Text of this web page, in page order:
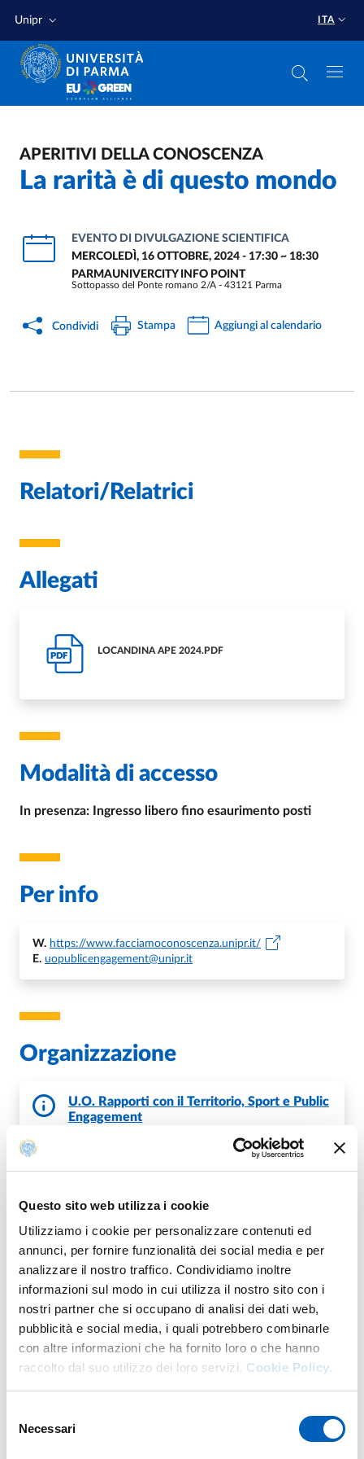
Questo sito web utilizza i cookie
Utilizziamo i cookie per personalizzare contenuti ed
annunci, per fornire funzionalità dei social media e per
analizzare il nostro traffico. Condividiamo inoltre
informazioni sul modo in cui utilizza il nostro sito con i
nostri partner che si occupano di analisi dei dati web,
pubblicità e social media, i quali potrebbero combinarle
con altre informazioni che ha fornito loro o che hanno
raccolto dal suo utilizzo dei loro servizi. Cookie Policy.
delNecessari
Unipr ITA
APERITIVI DELLA CONOSCENZA
La rarità è di questo mondo
EVENTO DI DIVULGAZIONE SCIENTIFICA
MERCOLEDÌ, 16 OTTOBRE, 2024 - 17:30 ~ 18:30
PARMAUNIVERCITY INFO POINT
Sottopasso del Ponte romano 2/A - 43121 Parma
Condividi Stampa Aggiungi al calendario
Relatori/Relatrici
Allegati
PDF
LOCANDINA APE 2024.PDF
Modalità di accesso
In presenza: Ingresso libero fino esaurimento posti
Per info
W. https://www.facciamoconoscenza.unipr.it/
E. uopublicengagement@unipr.it
Organizzazione
U.O. Rapporti con il Territorio, Sport e Public
Engagement
Fa parte di
Aperitivi della Conoscenza
DAMERCOLEDÌ 19 APRILE 2023
SALA CONFERENZE - PARMAUNIVERCITY INFO POINT
INGRESSO LIBERO FINO ESAURIMENTO POSTI